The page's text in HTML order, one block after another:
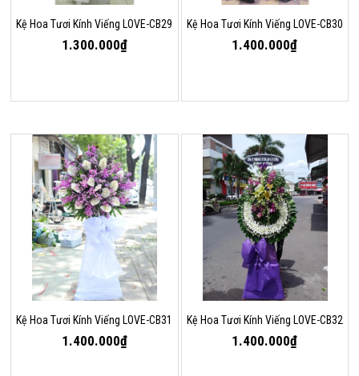
Kệ Hoa Tươi Kính Viếng LOVE-CB29
1.300.000₫
Kệ Hoa Tươi Kính Viếng LOVE-CB30
1.400.000₫
Kệ Hoa Tươi Kính Viếng LOVE-CB31
1.400.000₫
Kệ Hoa Tươi Kính Viếng LOVE-CB32
1.400.000₫